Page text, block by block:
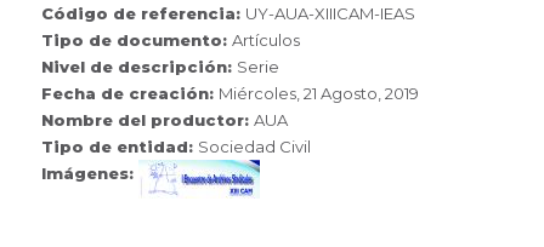
Código de referencia: UY-AUA-XIIICAM-IEAS
Tipo de documento:Artículos
Nivel de descripción: Serie
Fecha de creación: Miércoles, 21 Agosto, 2019
Nombre del productor:AUA
Tipo de entidad: Sociedad Civil
Imágenes: